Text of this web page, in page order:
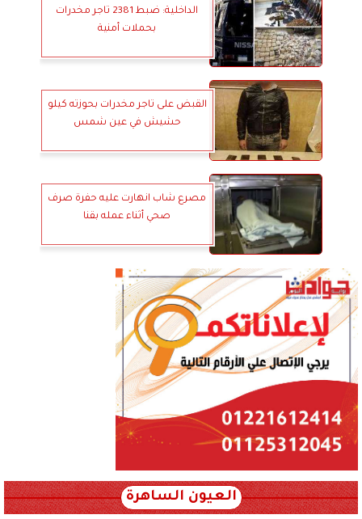
الداخلية: ضبط 2381 تاجر مخدرات
بحملات أمنية
القبض على تاجر مخدرات بحوزته كيلو
حشيش في عين شمس
مصرع شاب انهارت عليه حفرة صرف
صحي أثناء عمله بقنا
العيون الساهرة